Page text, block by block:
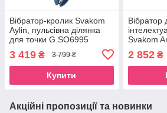
Вібратор-кролик Svakom
Aylin, пульсівна ділянка
для точки G SO6995
3 419 ₴ 3 799 ₴
Купити
Вібратор
Svakom
2 852₴
Акційні пропозиції та новинки